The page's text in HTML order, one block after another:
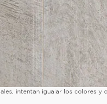
intentan igualar los colores